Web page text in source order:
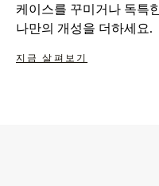
케이스를 꾸미거나 독특
나만의 개성을 더하세요.
지금 살펴보기